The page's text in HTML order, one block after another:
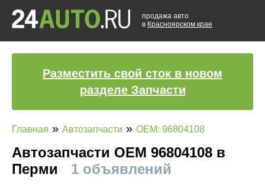
продажа авто
в Красноярском крае
Разместить свой сток в новом
разделе Запчасти
Главная » Автозапчасти » OEM: 96804108
Автозапчасти ОЕМ 96804108 в
Перми
1 объявлений